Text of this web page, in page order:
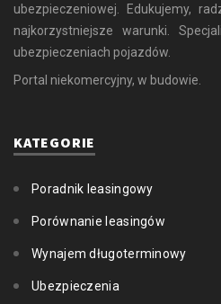
ubezpieczeniowej. Edukujemy,
najkorzystniejsze warunki.
ubezpieczeniach pojazdów.
Portal niekomercyjny, w budowie.
KATEGORIE
Poradnik leasingowy
Porównanie leasingów
Wynajem długoterminowy
Ubezpieczenia